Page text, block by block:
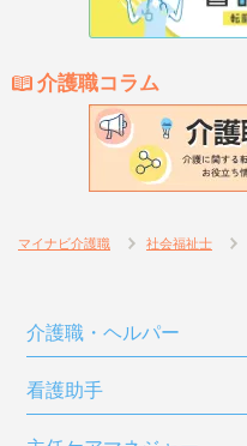
介護職コラム
マイナビ介護職 社会福祉士
介護職・ヘルパー
看護助手